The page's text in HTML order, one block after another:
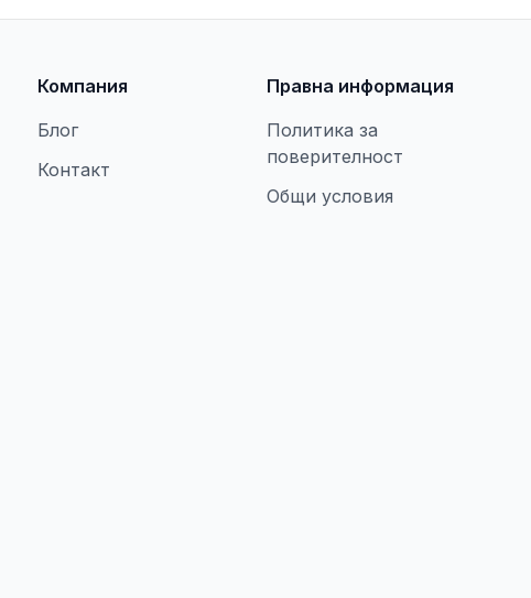
Компания
Блог
Контакт
Правна информация
Политика за
поверителност
Общи условия